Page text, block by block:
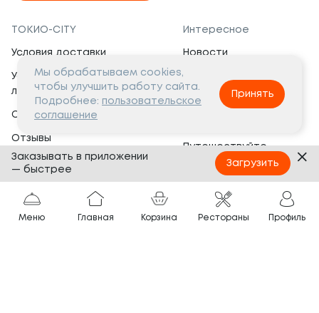
ТОКИО-CITY
Условия доставки
Условия программы
лояльности
Сертификаты
Отзывы
Банкеты
Вопросы и ответы
Интересное
Новости
Вакансии
Социальная жизнь
Путешествуйте
с ТОКИО-CITY
Партнёрам
Франшиза
Меню Главная Корзина Рестораны Профиль
Мы обрабатываем cookies,
чтобы улучшить работу сайта.
Подробнее: пользовательское
соглашение
Принять
Заказывать в приложении
— быстрее
Загрузить